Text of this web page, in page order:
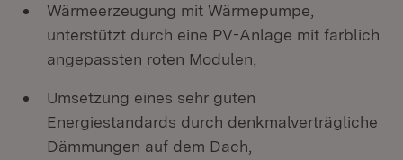
Wärmeerzeugung mit Wärmepumpe,
unterstützt durch eine PV-Anlage mit farblich
angepassten roten Modulen,
Umsetzung eines sehr guten
Energiestandards durch denkmalverträgliche
Dämmungen auf dem Dach,